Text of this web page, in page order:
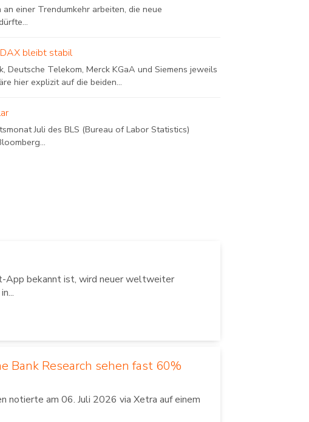
einer Trendumkehr arbeiten, die neue
bleibt stabil
Telekom, Merck KGaA und Siemens jeweils
hier explizit auf die beiden...
Juli des BLS (Bureau of Labor Statistics)
App bekannt ist, wird neuer weltweiter
Bank Research sehen fast 60%
notierte am 06. Juli 2026 via Xetra auf einem